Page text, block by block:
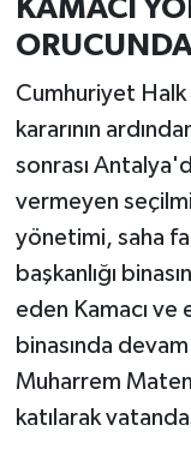
KAMACI
Cumhuriyet Halk
kararının
sonrası
vermeyen
yönetimi, saha
başkanlığı
eden Kamacı ve
binasında
Muharrem
katılarak